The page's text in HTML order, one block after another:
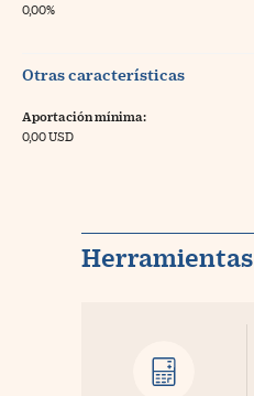
0,00%
Otras características
Aportación mínima:
0,00 USD
Herramientas